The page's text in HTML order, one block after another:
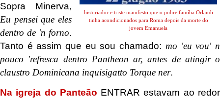
historiador e triste manifesto que o pobre família Orlandi
tinha acondicionados para Roma depois da morte do
jovem Emanuela
Sopra Minerva,
Eu pensei que eles
dentro de 'n forno.
Tanto é assim que eu sou chamado: mo 'eu vou' n
pouco 'refresca dentro Pantheon ar, antes de atingir o
claustro Dominicana inquisigatto Torque ner.
Na igreja do Panteão ENTRAR estavam ao redor